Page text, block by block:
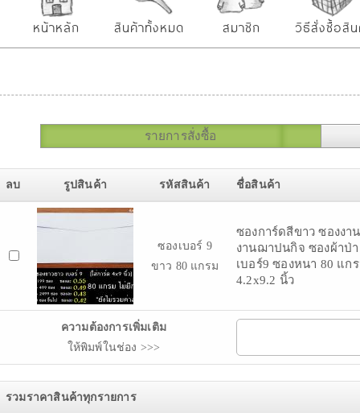
หน้าหลัก สินค้าทั้งหมด สมาชิก วิธีสั่งซื้อสิ
รายการสั่งซื้อ
ลบ รูปสินค้า รหัสสินค้า ชื่อสินค้า
ซองเบอร์ 9
ขาว 80 แกรม
ซองการ์ดสีขาว ซองงา
งานฌาปนกิจ ซองผ้าป่
เบอร์9 ซองหนา 80 แก
4.2x9.2 นิ้ว
ความต้องการเพิ่มเติม
ให้พิมพ์ในช่อง >>>
รวมราคาสินค้าทุกรายการ